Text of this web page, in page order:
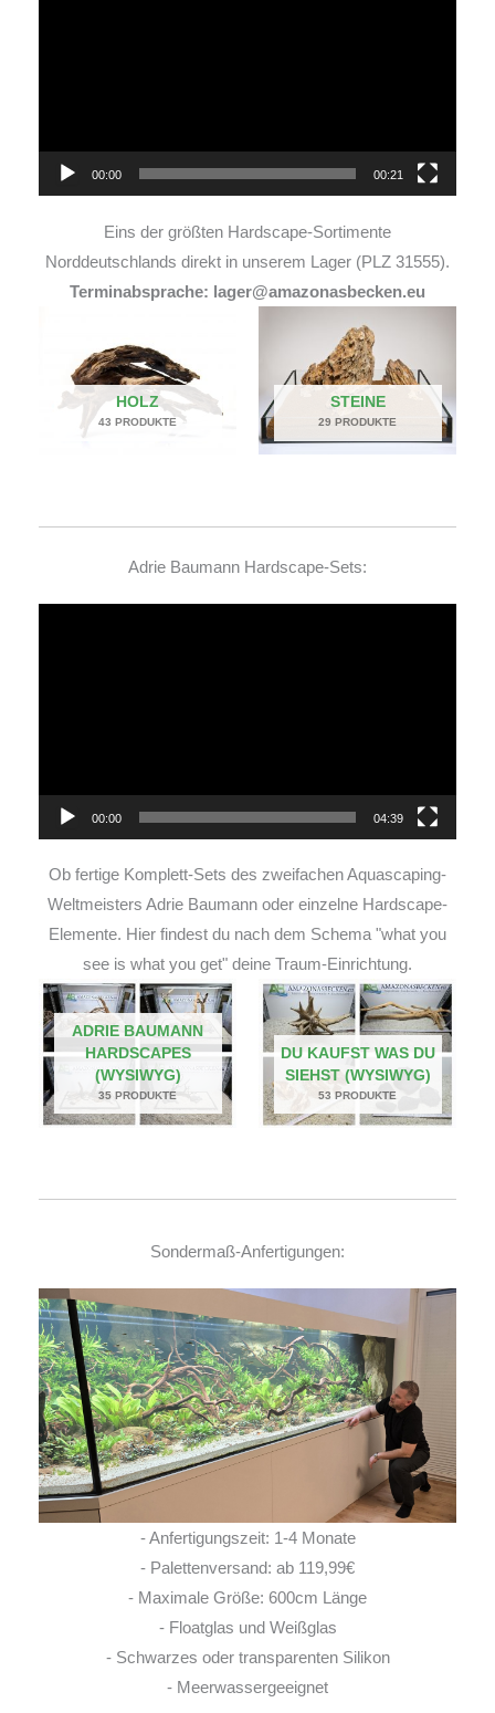
00:00 00:21
Eins der größten Hardscape-Sortimente
Norddeutschlands direkt in unserem Lager (PLZ 31555).
Terminabsprache: lager@amazonasbecken.eu
HOLZ
43 PRODUKTE
STEINE
29 PRODUKTE
Adrie Baumann Hardscape-Sets:
00:00 04:39
Ob fertige Komplett-Sets des zweifachen Aquascaping-
Weltmeisters Adrie Baumann oder einzelne Hardscape-
Elemente. Hier findest du nach dem Schema "what you
see is what you get" deine Traum-Einrichtung.
ADRIE BAUMANN
HARDSCAPES
(WYSIWYG)
35 PRODUKTE
DU KAUFST WAS DU
SIEHST (WYSIWYG)
53 PRODUKTE
Sondermaß-Anfertigungen:
- Anfertigungszeit: 1-4 Monate
- Palettenversand: ab 119,99€
- Maximale Größe: 600cm Länge
- Floatglas und Weißglas
- Schwarzes oder transparenten Silikon
- Meerwassergeeignet